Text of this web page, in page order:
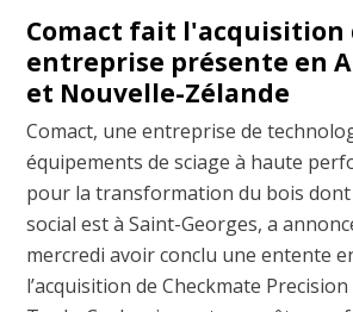
Comact fait l'acquisition
entreprise présente en
et Nouvelle-Zélande
Comact, une entreprise de
équipements de sciage à haute
pour la transformation du bois dont
social est à Saint-Georges, a
mercredi avoir conclu une entente
l’acquisition de Checkmate